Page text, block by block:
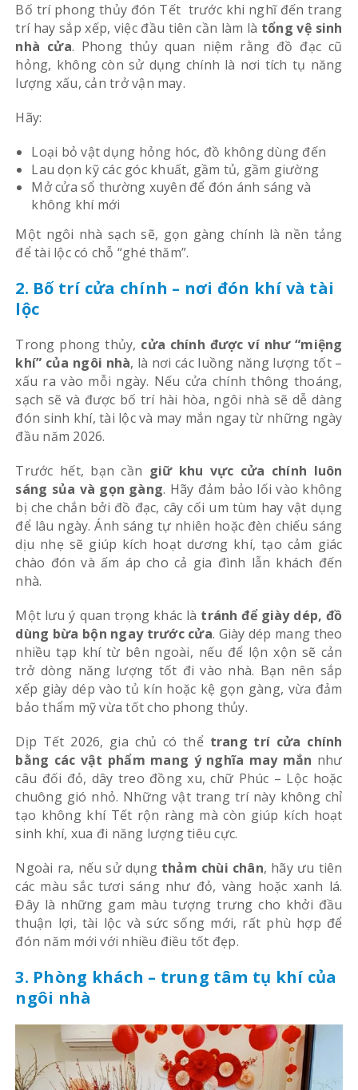
Bố trí phong thủy đón Tết trước khi nghĩ đến trang
trí hay sắp xếp, việc đầu tiên cần làm là tổng vệ sinh
nhà cửa. Phong thủy quan niệm rằng đồ đạc cũ
hỏng, không còn sử dụng chính là nơi tích tụ năng
lượng xấu, cản trở vận may.
Hãy:
Loại bỏ vật dụng hỏng hóc, đồ không dùng đến
Lau dọn kỹ các góc khuất, gầm tủ, gầm giường
Mở cửa sổ thường xuyên để đón ánh sáng và
không khí mới
Một ngôi nhà sạch sẽ, gọn gàng chính là nền tảng
để tài lộc có chỗ “ghé thăm”.
2. Bố trí cửa chính – nơi đón khí và tài
lộc
Trong phong thủy, cửa chính được ví như “miệng
khí” của ngôi nhà, là nơi các luồng năng lượng tốt –
xấu ra vào mỗi ngày. Nếu cửa chính thông thoáng,
sạch sẽ và được bố trí hài hòa, ngôi nhà sẽ dễ dàng
đón sinh khí, tài lộc và may mắn ngay từ những ngày
đầu năm 2026.
Trước hết, bạn cần giữ khu vực cửa chính luôn
sáng sủa và gọn gàng. Hãy đảm bảo lối vào không
bị che chắn bởi đồ đạc, cây cối um tùm hay vật dụng
để lâu ngày. Ánh sáng tự nhiên hoặc đèn chiếu sáng
dịu nhẹ sẽ giúp kích hoạt dương khí, tạo cảm giác
chào đón và ấm áp cho cả gia đình lẫn khách đến
nhà.
Một lưu ý quan trọng khác là tránh để giày dép, đồ
dùng bừa bộn ngay trước cửa. Giày dép mang theo
nhiều tạp khí từ bên ngoài, nếu để lộn xộn sẽ cản
trở dòng năng lượng tốt đi vào nhà. Bạn nên sắp
xếp giày dép vào tủ kín hoặc kệ gọn gàng, vừa đảm
bảo thẩm mỹ vừa tốt cho phong thủy.
Dịp Tết 2026, gia chủ có thể trang trí cửa chính
bằng các vật phẩm mang ý nghĩa may mắn như
câu đối đỏ, dây treo đồng xu, chữ Phúc – Lộc hoặc
chuông gió nhỏ. Những vật trang trí này không chỉ
tạo không khí Tết rộn ràng mà còn giúp kích hoạt
sinh khí, xua đi năng lượng tiêu cực.
Ngoài ra, nếu sử dụng thảm chùi chân, hãy ưu tiên
các màu sắc tươi sáng như đỏ, vàng hoặc xanh lá.
Đây là những gam màu tượng trưng cho khởi đầu
thuận lợi, tài lộc và sức sống mới, rất phù hợp để
đón năm mới với nhiều điều tốt đẹp.
3. Phòng khách – trung tâm tụ khí của
ngôi nhà